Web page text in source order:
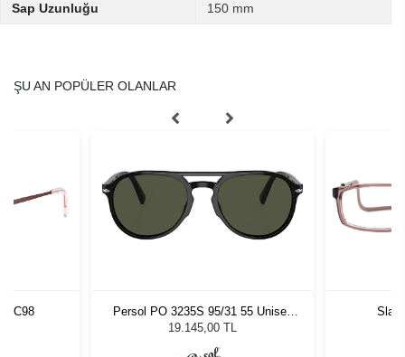
Sap Uzunluğu 150 mm
ŞU AN POPÜLER OLANLAR
C98
Persol PO 3235S 95/31 55 Unisex
Güneş Gözlüğü
19.145,00 TL